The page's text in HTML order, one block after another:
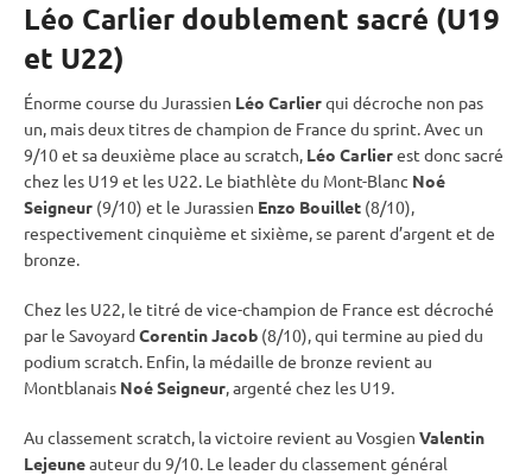
Léo Carlier doublement sacré (U19
et U22)
Énorme course du Jurassien Léo Carlierqui décroche non pas
un, mais deux titres de champion de France du sprint. Avec un
9/10 et sa deuxième place au scratch, Léo Carlierest donc sacré
chez les U19 et les U22. Le biathlète du Mont-Blanc Noé
Seigneur (9/10) et le Jurassien Enzo Bouillet (8/10),
respectivement cinquième et sixième, se parent d’argent et de
bronze.
Chez les U22, le titré de vice-champion de France est décroché
par le SavoyardCorentin Jacob (8/10), qui termine au pied du
podium scratch. Enfin, la médaille de bronze revient au
Montblanais Noé Seigneur, argenté chez les U19.
Au classement scratch, la victoire revient au Vosgien Valentin
Lejeuneauteur du 9/10. Le leader du classement général